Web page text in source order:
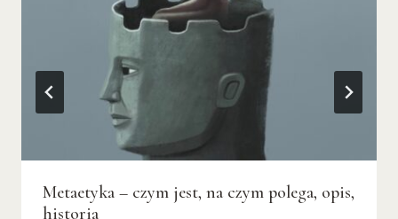
Metaetyka – czym jest, na czym polega, opis,
historia